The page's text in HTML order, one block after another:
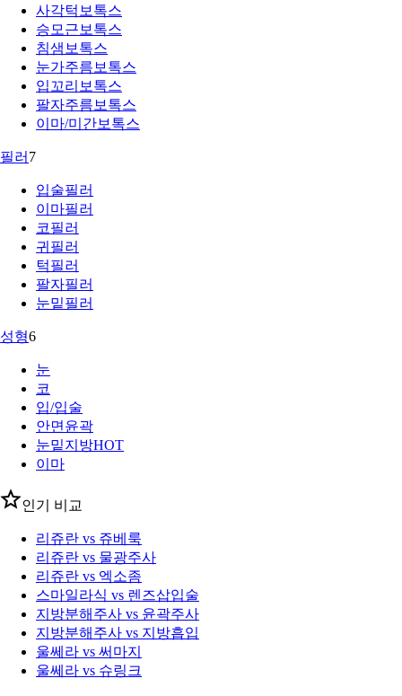
사각턱보톡스
승모근보톡스
침샘보톡스
눈가주름보톡스
입꼬리보톡스
팔자주름보톡스
이마/미간보톡스
필러 7
입술필러
이마필러
코필러
귀필러
턱필러
팔자필러
눈밑필러
성형6
눈
코
입/입술
안면윤곽
눈밑지방HOT
이마
인기 비교
리쥬란 vs 쥬베룩
리쥬란 vs 물광주사
리쥬란 vs 엑소좀
스마일라식 vs 렌즈삽입술
지방분해주사 vs 윤곽주사
지방분해주사 vs 지방흡입
울쎄라 vs 써마지
울쎄라 vs 슈링크